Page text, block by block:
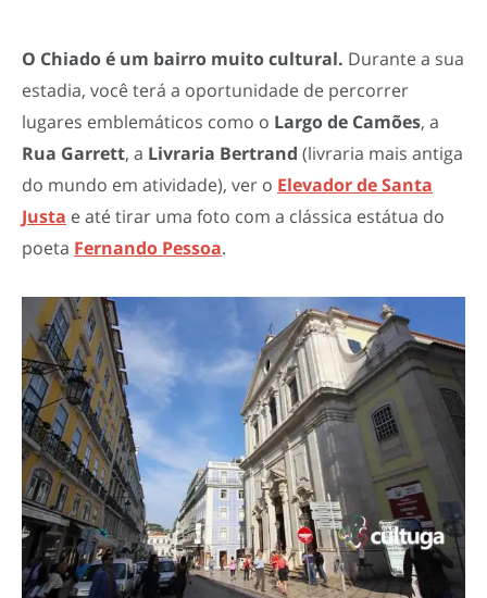
O Chiado é um bairro muito cultural. Durante a sua
estadia, você terá a oportunidade de percorrer
lugares emblemáticos como o Largo de Camões, a
Rua Garrett, a Livraria Bertrand (livraria mais antiga
do mundo em atividade), ver o Elevador de Santa
Justa e até tirar uma foto com a clássica estátua do
poeta Fernando Pessoa.